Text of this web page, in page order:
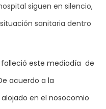
siguen en silencio,
sanitaria dentro
este mediodía de
acuerdo a la
en el nosocomio